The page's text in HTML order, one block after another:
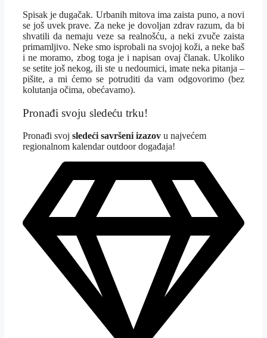
Spisak je dugačak. Urbanih mitova ima zaista puno, a novi
se još uvek prave. Za neke je dovoljan zdrav razum, da bi
shvatili da nemaju veze sa realnošću, a neki zvuče zaista
primamljivo. Neke smo isprobali na svojoj koži, a neke baš
i ne moramo, zbog toga je i napisan ovaj članak. Ukoliko
se setite još nekog, ili ste u nedoumici, imate neka pitanja –
pišite, a mi ćemo se potruditi da vam odgovorimo (bez
kolutanja očima, obećavamo).
Pronađi svoju sledeću trku!
Pronađi svoj sledeći savršeni izazov u najvećem
regionalnom kalendar outdoor događaja!